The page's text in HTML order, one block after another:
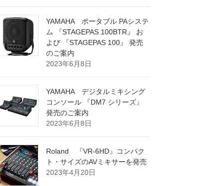
YAMAHA ポータブル PAシステ
ム 『STAGEPAS 100BTR』 お
よび 『STAGEPAS 100』 発売
のご案内
2023年6月8日
YAMAHA デジタルミキシング
コンソール 『DM7 シリーズ』
発売のご案内
2023年6月8日
Roland 『VR-6HD』コンパク
ト・サイズのAVミキサーを発売
2023年4月20日